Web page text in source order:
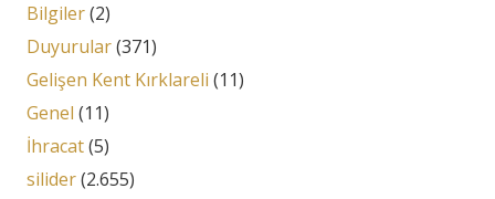
Bilgiler(2)
Duyurular(371)
Gelişen Kent Kırklareli (11)
Genel (11)
İhracat(5)
silider(2.655)